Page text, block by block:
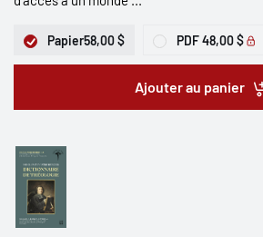
Papier58,00 $ PDF48,00 $
Ajouter au panier